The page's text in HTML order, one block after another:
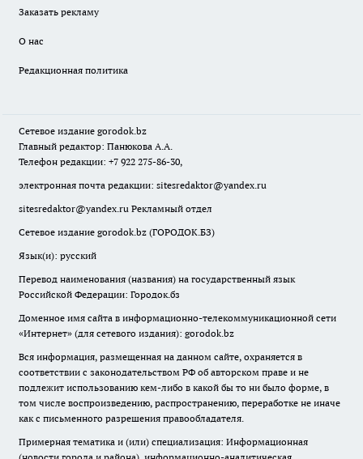
Заказать рекламу
О нас
Редакционная политика
Сетевое издание gorodok.bz
Главный редактор: Панюкова А.А.
Телефон редакции: +7 922 275-86-30,
электронная почта редакции: sitesredaktor@yandex.ru
sitesredaktor@yandex.ru Рекламный отдел
Сетевое издание gorodok.bz (ГОРОДОК.БЗ)
Язык(и): русский
Перевод наименования (названия) на государственный язык
Российской Федерации: Городок.бз
Доменное имя сайта в информационно-телекоммуникационной сети
«Интернет» (для сетевого издания): gorodok.bz
Вся информация, размещенная на данном сайте, охраняется в
соответствии с законодательством РФ об авторском праве и не
подлежит использованию кем-либо в какой бы то ни было форме, в
том числе воспроизведению, распространению, переработке не иначе
как с письменного разрешения правообладателя.
Примерная тематика и (или) специализация: Информационная